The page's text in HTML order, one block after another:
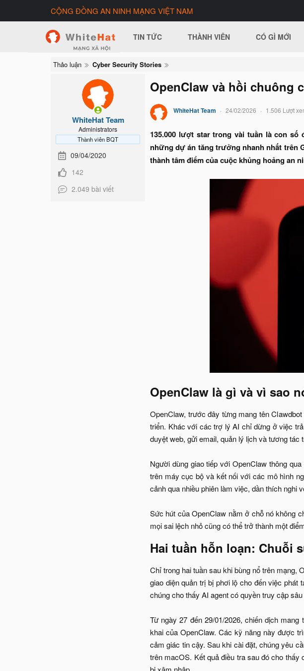
CỘNG ĐỒNG AN NINH MẠNG VIỆT NAM
TIN TỨC THÀNH VIÊN CÓ GÌ MỚI
Thảo luận Cyber Security Stories
WhiteHat Team
Administrators
Thành viên BQT
09/04/2020
142
2.049 bài viết
OpenClaw và hồi chuông
WhiteHat Team 24/02/2026 1.506 Lượt
135.000 lượt star trong vài tuần là con
những dự án tăng trưởng nhanh nhất trên
thành tâm điểm của cuộc khủng hoảng an
OpenClaw là gì và vì sao
OpenClaw, trước đây từng mang tên
triển. Khác với các trợ lý AI chỉ dừng ở việc
duyệt web, gửi email, quản lý lịch và tương
Người dùng giao tiếp với OpenClaw thông
trên máy cục bộ và kết nối với các mô hình
cảnh qua nhiều phiên làm việc, dần thích nghi
Sức hút của OpenClaw nằm ở chỗ nó không
mọi sai lệch nhỏ cũng có thể trở thành một
Hai tuần hỗn loạn: Chuỗi
Chỉ trong hai tuần sau khi bùng nổ trên mạng,
giao diện quản trị bị phơi lộ cho đến việc
chúng cho thấy AI agent có quyền truy cập
Từ ngày 27 đến 29/01/2026, chiến dịch
khai của OpenClaw. Các kỹ năng này được
cảm giác tin cậy. Sau khi cài đặt, chúng yêu
trên macOS. Kết quả điều tra sau đó cho